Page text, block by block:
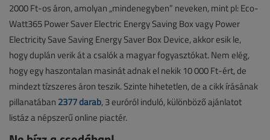
2000 Ft-os áron, amolyan „mindenegyben” neveken, mint pl: Eco-
Watt365 Power Saver Electric Energy Saving Box vagy Power
Electricity Save Saving Energy Saver Box Device, akkor esik le,
hogy duplán verik át a csalók a magyar fogyasztókat. Nem elég,
hogy egy haszontalan masinát adnak el nekik 10 000 Ft-ért, de
mindezt tízszeres áron teszik. Szinte hihetetlen, de a cikk írásának
pillanatában 2377 darab, 3 euróról induló, különböző ajánlatot
listáz a népszerű online piactér.